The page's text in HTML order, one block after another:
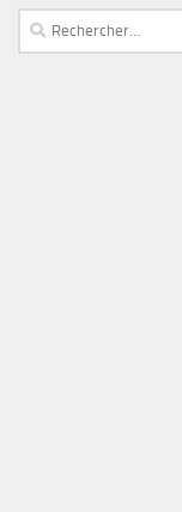
Rechercher :